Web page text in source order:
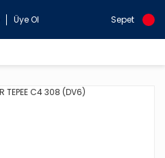
Üye Ol Sepet